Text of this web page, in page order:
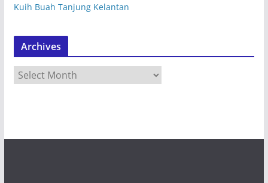
Kuih Buah Tanjung Kelantan
Archives
r